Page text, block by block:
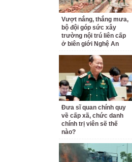
Vượt nắng, thắng mưa,
bộ đội góp sức xây
trường nội trú liên cấp
ở biên giới Nghệ An
Đưa sĩ quan chính quy
về cấp xã, chức danh
chính trị viên sẽ thế
nào?